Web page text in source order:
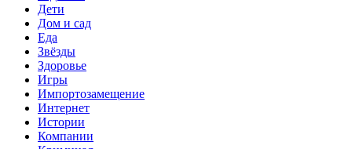
Дети
Дом и сад
Еда
Звёзды
Здоровье
Игры
Импортозамещение
Интернет
Истории
Компании